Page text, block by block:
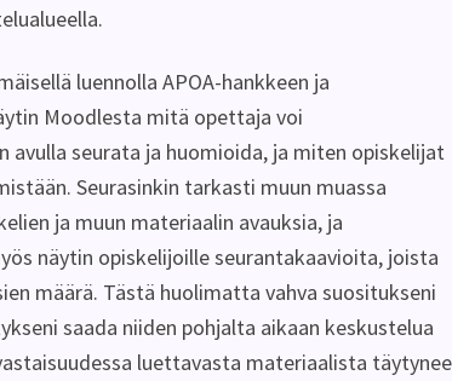
luennolla APOA-hankkeen ja
Moodlesta mitä opettaja voi
avulla seurata ja huomioida, ja miten opiskelijat
Seurasinkin tarkasti muun muassa
ja muun materiaalin avauksia, ja
näytin opiskelijoille seurantakaavioita, joista
määrä. Tästä huolimatta vahva suositukseni
saada niiden pohjalta aikaan keskustelua
luettavasta materiaalista täytynee